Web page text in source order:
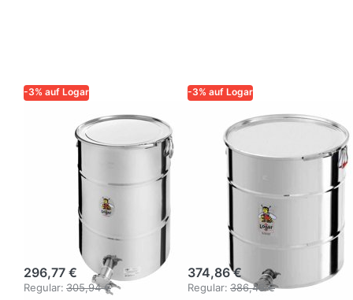
-3% auf Logar
LOGAR – QUALITÄT UND
ZUVERLÄSSIGKEIT FÜR
Abfüllbehälter
100 kg mit
Spannringverschluss,
Edelstahl
296,77 €
Regular: 305,94 €
-3% auf Logar
LOGAR – QUALITÄT UND
ZUVERLÄSSIGKEIT FÜR
Logar
Abfüllbehälter
170 kg mit
Edelstahl
374,86 €
Regular: 386,46 €